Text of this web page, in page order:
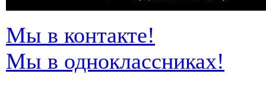
Мы в контакте!
Мы в одноклассниках!